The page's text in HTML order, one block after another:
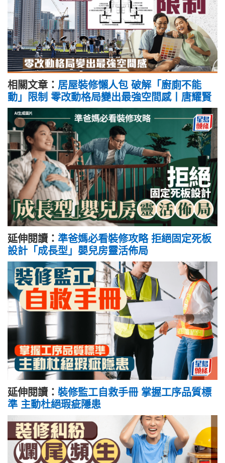
相關文章： 居屋裝修懶人包 破解「廚廁不能
動」限制 零改動格局變出最強空間感丨唐耀賢
延伸閱讀： 準爸媽必看裝修攻略 拒絕固定死板
設計「成長型」嬰兒房靈活佈局
延伸閱讀： 裝修監工自救手冊 掌握工序品質標
準 主動杜絕瑕疵隱患